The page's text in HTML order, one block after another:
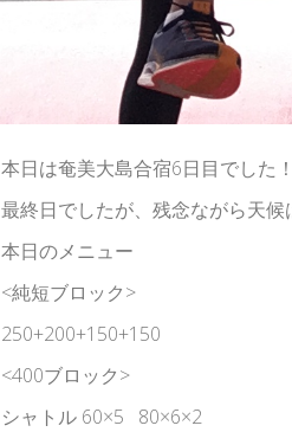
本日は奄美大島合宿6日目でした！
最終日でしたが、残念ながら天候
本日のメニュー
<純短ブロック>
250+200+150+150
<400ブロック>
シャトル 60×5 80×6×2